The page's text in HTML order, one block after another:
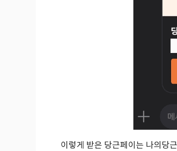
이렇게 받은 당근페이는 나의당